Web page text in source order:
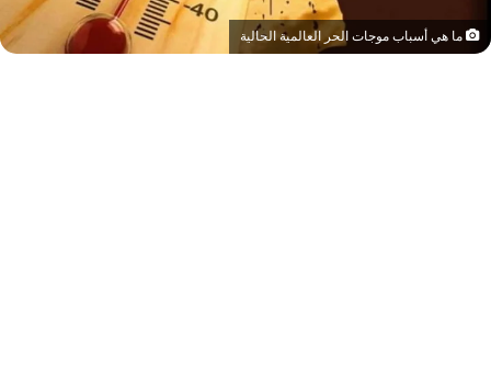
ما هي أسباب موجات الحر العالمية الحالية